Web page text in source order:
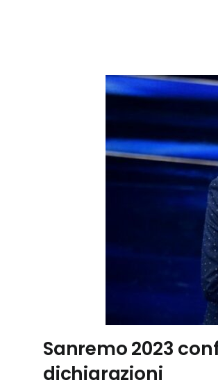
Sanremo 2023
dichiarazioni